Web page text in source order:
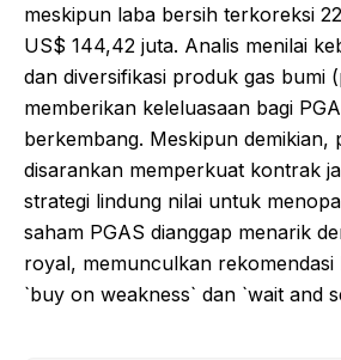
meskipun laba bersih terkoreksi
US$ 144,42 juta. Analis menilai
dan diversifikasi produk gas bumi
memberikan keleluasaan bagi
berkembang. Meskipun demikian,
disarankan memperkuat kontrak
strategi lindung nilai untuk
saham PGAS dianggap menarik
royal, memunculkan
`buy on weakness` dan `wait and